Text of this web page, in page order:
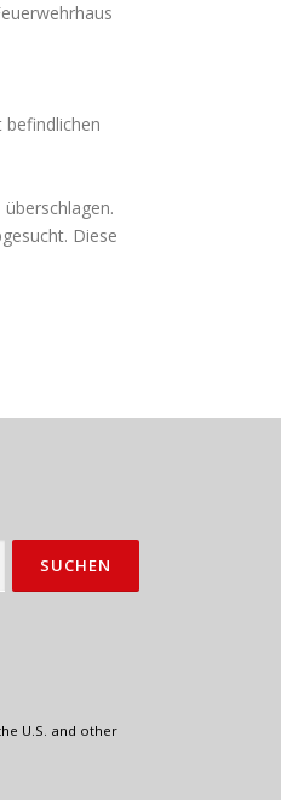
befindlichen
Diese
U.S. and other